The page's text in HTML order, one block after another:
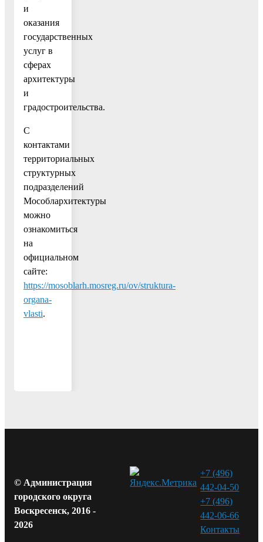
и
оказания
государственных
услуг в
сферах
архитектуры
и
градостроительства.
С
контактами
территориальных
структурных
подразделений
Мособлархитектуры
можно
ознакомиться
на
официальном
сайте:
https://mosoblarh.mosreg.ru/ov/struktura-
organa-
vlasti.
© Администрация
городского округа
Воскресенск, 2016 -
2026
+7 (496)
442-04-50
+7 (496)
442-06-66
Контакты⁠